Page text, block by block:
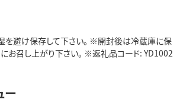
を避け保存して下さい。 ※開封後は冷蔵庫に保
お召し上がり下さい。 ※返礼品コード: YD1002
ー